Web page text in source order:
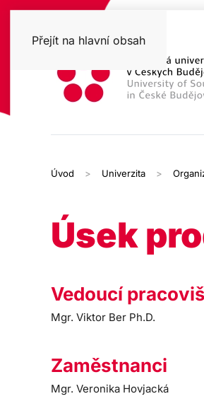
Přejít na hlavní obsah
Úvod Univerzita
Úsek
Vedoucí
Mgr. Viktor Ber Ph.D.
Zaměstnanci
Mgr. Veronika Hovjacká